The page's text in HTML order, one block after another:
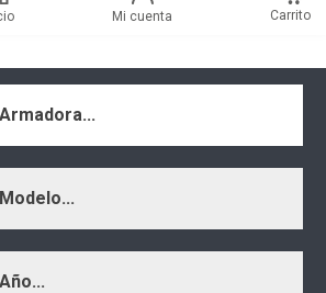
Mi cuenta Carrito